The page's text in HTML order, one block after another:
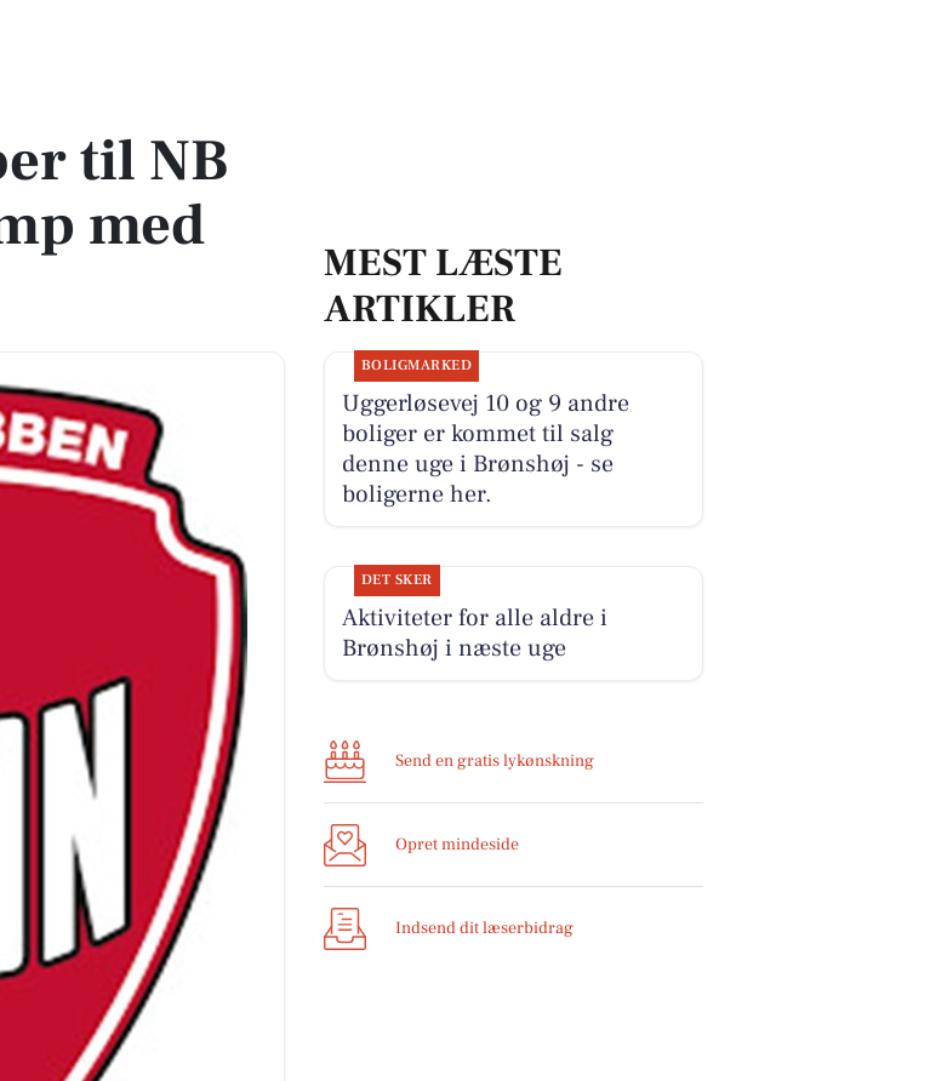
til NB
med
MEST LÆSTE
ARTIKLER
BOLIGMARKED
Uggerløsevej 10 og 9 andre
boliger er kommet til salg
denne uge i Brønshøj - se
boligerne her.
DET SKER
Aktiviteter for alle aldre i
Brønshøj i næste uge
Send en gratis lykønskning
Opret mindeside
Indsend dit læserbidrag